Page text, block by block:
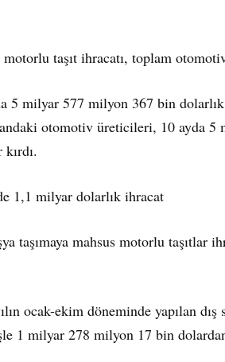
motorlu taşıt ihracatı, toplam
5 milyar 577 milyon 367 bin
otomotiv üreticileri, 10 ayda
1,1 milyar dolarlık ihracat
taşımaya mahsus motorlu taşıtlar
ocak-ekim döneminde yapılan dış
1 milyar 278 milyon 17 bin